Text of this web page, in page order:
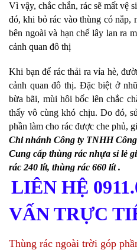
Vì vậy, chắc chắn, rác sẽ mất
đó, khi bỏ rác vào thùng có nắp,
bên ngoài và hạn chế lây lan ra
cảnh quan đô thị
Khi bạn để rác thải ra vỉa hè,
cảnh quan đô thị. Đặc biệt ở
bừa bãi, mùi hôi bốc lên chắc
thấy vô cùng khó chịu. Do đó,
phần làm cho rác được che phủ,
Chi nhánh Công ty TNHH
Cung cấp thùng rác nhựa sỉ lẻ
rác 240 lít, thùng rác 660 lít .
LIÊN HỆ
VẤN TRỰC
Thùng rác ngoài trời góp